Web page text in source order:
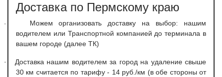
Доставка по Пермскому краю
·
Можем организовать доставку на выбор: нашим
водителем или Транспортной компанией до терминала в
вашем городе (далее ТК)
·
Доставка нашим водителем за город на удаление свыше
30 км считается по тарифу - 14 руб./км (в обе стороны от